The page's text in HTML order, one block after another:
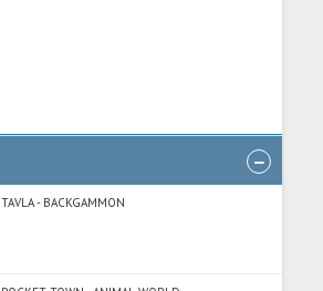
TAVLA - BACKGAMMON